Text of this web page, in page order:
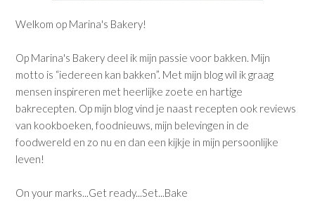
Welkom op Marina's Bakery!
Op Marina's Bakery deel ik mijn passie voor bakken. Mijn
motto is “iedereen kan bakken”. Met mijn blog wil ik graag
mensen inspireren met heerlijke zoete en hartige
bakrecepten. Op mijn blog vind je naast recepten ook reviews
van kookboeken, foodnieuws, mijn belevingen in de
foodwereld en zo nu en dan een kijkje in mijn persoonlijke
leven!
On your marks...Get ready...Set...Bake